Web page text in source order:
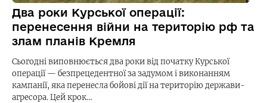
Два роки Курської операції:
перенесення війни на територію рф та
злам планів Кремля
Сьогодні виповнюється два роки від початку Курської
операції — безпрецедентної за задумом і виконанням
кампанії, яка перенесла бойові дії на територію держави-
агресора. Цей крок…